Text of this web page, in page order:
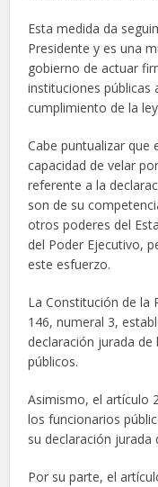
Esta medida da
Presidente y es una
gobierno de actuar
instituciones públicas
cumplimiento de la
Cabe puntualizar que
capacidad de velar
referente a la
son de su
otros poderes del
del Poder Ejecutivo,
este esfuerzo.
La Constitución de la
146, numeral 3,
declaración jurada
públicos.
Asimismo, el artículo
los funcionarios
su declaración jurada
Por su parte, el